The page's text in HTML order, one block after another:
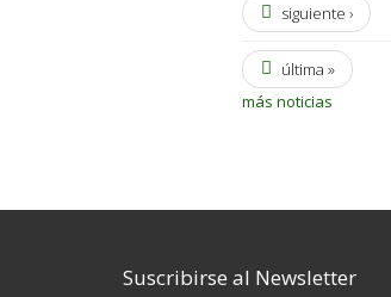
siguiente ›
última »
más noticias
Suscribirse al Newsletter